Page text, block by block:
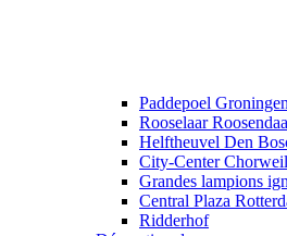
Paddepoel
Rooselaar
Helftheuvel Den
City-Center
Grandes lampions
Central Plaza
Ridderhof